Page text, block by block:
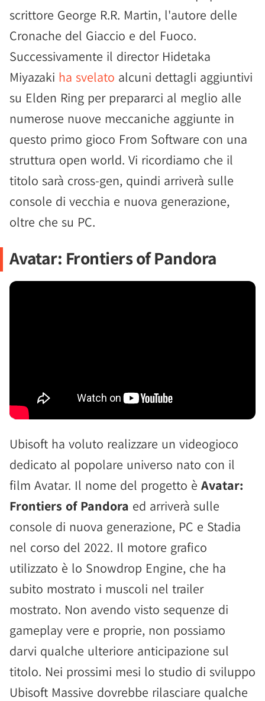
scrittore George R.R. Martin, l'autore delle
Cronache del Giaccio e del Fuoco.
Successivamente il director Hidetaka
Miyazaki ha svelato alcuni dettagli aggiuntivi
su Elden Ring per prepararci al meglio alle
numerose nuove meccaniche aggiunte in
questo primo gioco From Software con una
struttura open world. Vi ricordiamo che il
titolo sarà cross-gen, quindi arriverà sulle
console di vecchia e nuova generazione,
oltre che su PC.
Avatar: Frontiers of Pandora
Ubisoft ha voluto realizzare un videogioco
dedicato al popolare universo nato con il
film Avatar. Il nome del progetto è Avatar:
Frontiers of Pandora ed arriverà sulle
console di nuova generazione, PC e Stadia
nel corso del 2022. Il motore grafico
utilizzato è lo Snowdrop Engine, che ha
subito mostrato i muscoli nel trailer
mostrato. Non avendo visto sequenze di
gameplay vere e proprie, non possiamo
darvi qualche ulteriore anticipazione sul
titolo. Nei prossimi mesi lo studio di sviluppo
Ubisoft Massive dovrebbe rilasciare qualche